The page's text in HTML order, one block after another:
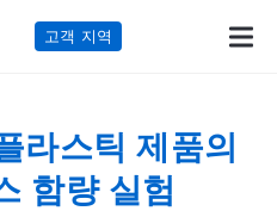
고객 지역
라스틱 제품의
함량 실험